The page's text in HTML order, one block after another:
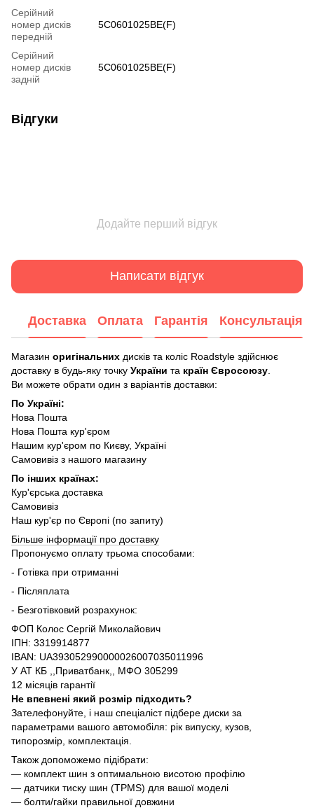
Серійний
номер дисків
передній
5C0601025BE(F)
Серійний
номер дисків
задній
5C0601025BE(F)
Відгуки
Додайте перший відгук
Написати відгук
Доставка Оплата Гарантія Консультація
Магазин оригінальних дисків та коліс Roadstyle здійснює
доставку в будь-яку точку України та країн Євросоюзу
Ви можете обрати один з варіантів доставки:
По Україні:
Нова Пошта
Нова Пошта кур'єром
Нашим кур'єром по Києву, Україні
Самовивіз з нашого магазину
По інших країнах:
Кур'єрська доставка
Самовивіз
Наш кур'єр по Європі (по запиту)
Більше інформації про доставку
Пропонуємо оплату трьома способами:
- Готівка при отриманні
- Післяплата
- Безготівковий розрахунок:
ФОП Колос Сергій Миколайович
ІПН: 3319914877
IBAN: UA393052990000026007035011996
У АТ КБ ,,Приватбанк,, МФО 305299
12 місяців гарантії
Не впевнені який розмір підходить?
Зателефонуйте, і наш спеціаліст підбере диски за
параметрами вашого автомобіля: рік випуску, кузов,
типорозмір, комплектація.
Також допоможемо підібрати:
— комплект шин з оптимальною висотою профілю
— датчики тиску шин (TPMS) для вашої моделі
— болти/гайки правильної довжини